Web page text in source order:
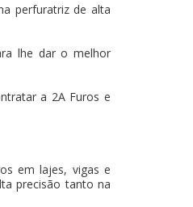
perfuratriz de alta
lhe dar o melhor
a 2A Furos e
em lajes, vigas e
precisão tanto na